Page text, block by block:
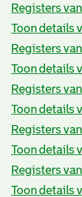
Registers
Toon details
Registers
Toon details
Registers
Toon details
Registers
Toon details
Registers
Toon details